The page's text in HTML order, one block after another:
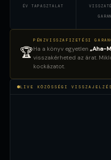
ÉV TAPASZTALAT
🏆
PÉNZVISSZAFIZETÉSI
Ha a könyv egyetlen „Aha-
visszakérheted az árat.
kockázatot.
LIVE KÖZÖSSÉGI VISSZAJELZÉS